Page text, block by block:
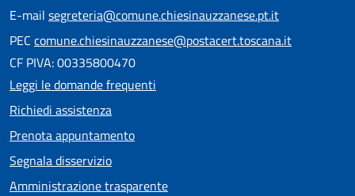
E-mail segreteria@comune.chiesinauzzanese.pt.it
PEC comune.chiesinauzzanese@postacert.toscana.it
CF PIVA: 00335800470
Leggi le domande frequenti
Richiedi assistenza
Prenota appuntamento
Segnala disservizio
Amministrazione trasparente